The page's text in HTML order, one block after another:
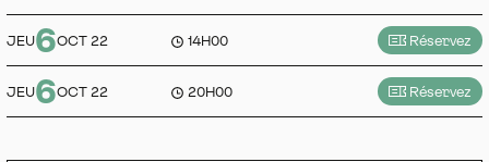
JEU6OCT 22 14H00 Réservez
JEU6OCT 22 20H00 Réservez